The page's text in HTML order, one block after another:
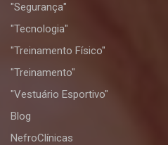
"Segurança"
"Tecnologia"
"Treinamento Físico"
"Treinamento"
"Vestuário Esportivo"
Blog
NefroClínicas